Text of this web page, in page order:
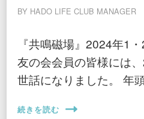
BY HADO LIFE CLUB MANAGER
『共鳴磁場』2024年1
友の会会員の皆様には
世話になりました。 年
続きを読む